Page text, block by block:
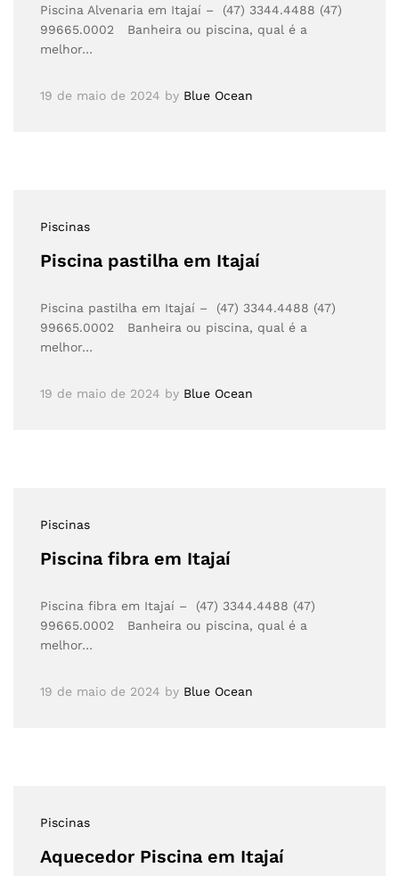
Piscina Alvenaria em Itajaí – (47) 3344.4488 (47)
99665.0002 Banheira ou piscina, qual é a
melhor…
19 de maio de 2024 by Blue Ocean
Piscinas
Piscina pastilha em Itajaí
Piscina pastilha em Itajaí – (47) 3344.4488 (47)
99665.0002 Banheira ou piscina, qual é a
melhor…
19 de maio de 2024 by Blue Ocean
Piscinas
Piscina fibra em Itajaí
Piscina fibra em Itajaí – (47) 3344.4488 (47)
99665.0002 Banheira ou piscina, qual é a
melhor…
19 de maio de 2024 by Blue Ocean
Piscinas
Aquecedor Piscina em Itajaí